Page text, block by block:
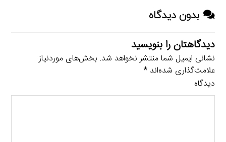
بدون دیدگاه
دیدگاهتان را بنویسید
نشانی ایمیل شما منتشر نخواهد شد. بخش‌های موردنیاز
علامت‌گذاری شده‌اند*
دیدگاه